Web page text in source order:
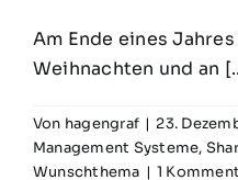
Am Ende eines
Weihnachten und an
Von hagengraf | 23.
Management Systeme,
Wunschthema | 1